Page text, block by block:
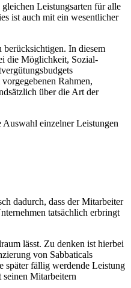
Leistungsarten für alle
ist auch mit ein wesentlicher
In diesem
die Möglichkeit, Sozial-
Rahmen,
über die Art der
einzelner Leistungen
dadurch, dass der Mitarbeiter
tatsächlich erbringt
lässt. Zu denken ist hierbei
von Sabbaticals
später fällig werdende Leistung
Mitarbeitern